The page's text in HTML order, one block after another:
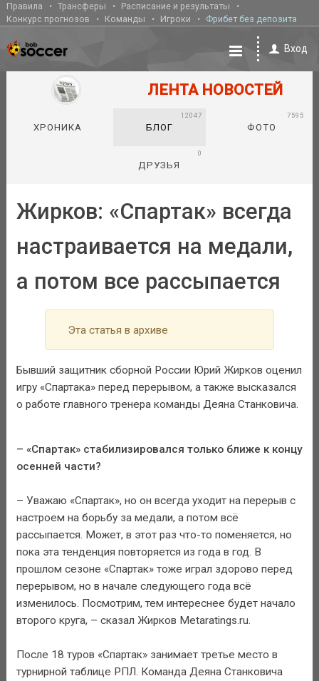
Правила Трансферы
Расписание и результаты
Конкурс прогнозов
Команды Игроки Фрибет без депозита
Вход
ЛЕНТА НОВОСТЕЙ
ХРОНИКА БЛОГ
12047
ФОТО
7595
ДРУЗЬЯ
0
Жирков: «Спартак» всегда
настраивается на медали,
а потом все рассыпается
Эта статья в архиве
Бывший защитник сборной России Юрий Жирков оценил
игру «Спартака» перед перерывом, а также высказался
о работе главного тренера команды Деяна Станковича.
– «Спартак» стабилизировался только ближе к концу
осенней части?
– Уважаю «Спартак», но он всегда уходит на перерыв с
настроем на борьбу за медали, а потом всё
рассыпается. Может, в этот раз что-то поменяется, но
пока эта тенденция повторяется из года в год. В
прошлом сезоне «Спартак» тоже играл здорово перед
перерывом, но в начале следующего года всё
изменилось. Посмотрим, тем интереснее будет начало
второго круга, – сказал Жирков Metaratings.ru.
После 18 туров «Спартак» занимает третье место в
турнирной таблице РПЛ. Команда Деяна Станковича